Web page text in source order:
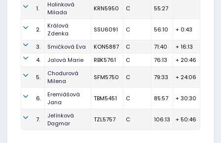
1.
Holinková
Milada
KRN5950 C 55:27
2.
Králová
Zdenka
SSU6091 C 56:10 + 0:43
3. Smičková Eva KON5887 C 71:40
+ 16:13
4.
Jalová Marie RBK5761 C 76:13 + 20:46
5.
Chodurová
Milena
SFM5750 C 79:33 + 24:06
6.
Eremiášová
Jana
TBM5451 C 85:57 + 30:30
7.
Jelínková
Dagmar
TZL5757 C 106:13 + 50:46